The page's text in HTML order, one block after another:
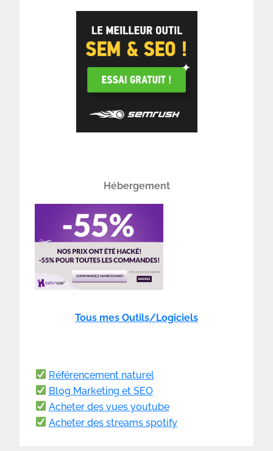
Hébergement
Tous mes Outils/Logiciels
Référencement naturel
Blog Marketing et SEO
Acheter des vues youtube
Acheter des streams spotify